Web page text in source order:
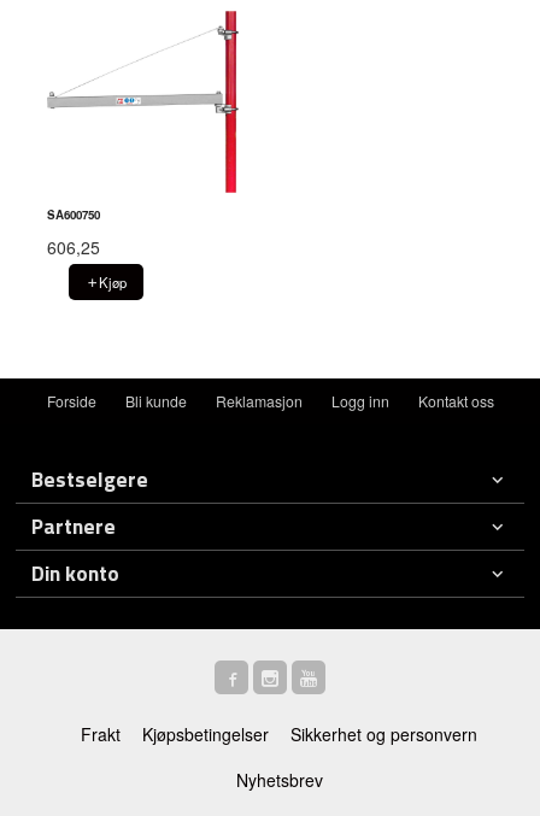
SA600750
606,25
Kjøp
Forside Bli kunde Reklamasjon Logg inn Kontakt oss
Bestselgere
Partnere
Din konto
Frakt Kjøpsbetingelser
Sikkerhet og personvern
Nyhetsbrev